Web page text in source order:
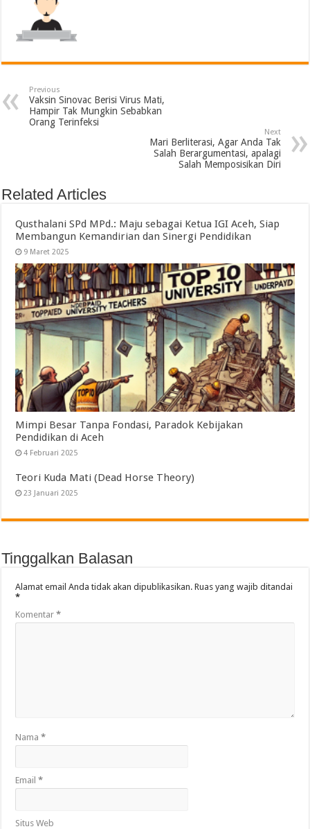
Previous
Vaksin Sinovac Berisi Virus Mati,
Hampir Tak Mungkin Sebabkan
Orang Terinfeksi
Next
Mari Berliterasi, Agar Anda Tak
Salah Berargumentasi, apalagi
Salah Memposisikan Diri
Related Articles
Qusthalani SPd MPd.: Maju sebagai Ketua IGI Aceh, Siap
Membangun Kemandirian dan Sinergi Pendidikan
9 Maret 2025
Mimpi Besar Tanpa Fondasi, Paradok Kebijakan
Pendidikan di Aceh
4 Februari 2025
Teori Kuda Mati (Dead Horse Theory)
23 Januari 2025
Tinggalkan Balasan
Alamat email Anda tidak akan dipublikasikan. Ruas yang wajib ditandai
*
Komentar*
Nama*
Email*
Situs Web